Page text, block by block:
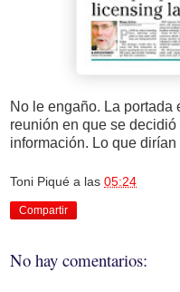
No le engaño. La portada
reunión en que se
información. Lo que
Toni Piqué a las 05:24
Compartir
No hay comentarios: